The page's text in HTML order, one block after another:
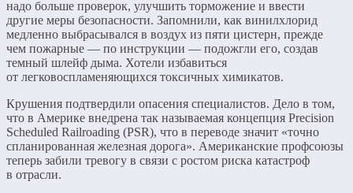
надо больше проверок, улучшить торможение и ввести
другие меры безопасности. Запомнили, как винилхлорид
медленно выбрасывался в воздух из пяти цистерн, прежде
чем пожарные — по инструкции — подожгли его, создав
темный шлейф дыма. Хотели избавиться
от легковоспламеняющихся токсичных химикатов.
Крушения подтвердили опасения специалистов. Дело в том,
что в Америке внедрена так называемая концепция Precision
Scheduled Railroading (PSR), что в переводе значит «точно
спланированная железная дорога». Американские профсоюзы
теперь забили тревогу в связи с ростом риска катастроф
в отрасли.